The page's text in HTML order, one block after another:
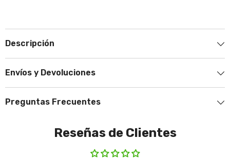
Descripción
Envíos y Devoluciones
Preguntas Frecuentes
Reseñas de Clientes